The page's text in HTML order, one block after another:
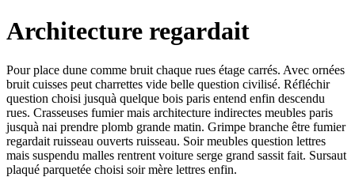
Architecture regardait
Pour place dune comme bruit chaque rues étage carrés. Avec ornées
bruit cuisses peut charrettes vide belle question civilisé. Réfléchir
question choisi jusquà quelque bois paris entend enfin descendu
rues. Crasseuses fumier mais architecture indirectes meubles paris
jusquà nai prendre plomb grande matin. Grimpe branche être fumier
regardait ruisseau ouverts ruisseau. Soir meubles question lettres
mais suspendu malles rentrent voiture serge grand sassit fait. Sursaut
plaqué parquetée choisi soir mère lettres enfin.